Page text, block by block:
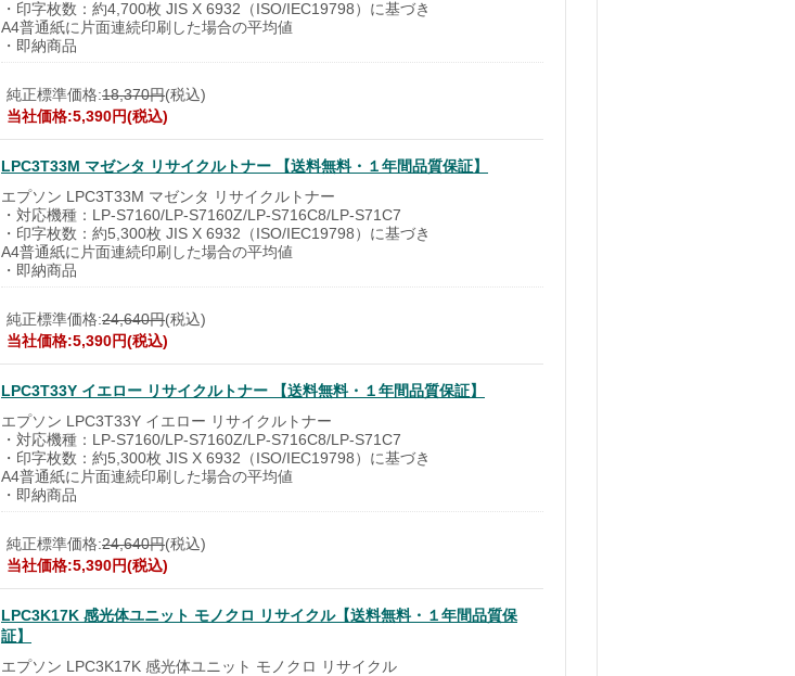
・印字枚数：約4,700枚 JIS X 6932（ISO/IEC19798）に基づき
A4普通紙に片面連続印刷した場合の平均値
・即納商品
純正標準価格:18,370円(税込)
当社価格:5,390円(税込)
LPC3T33M マゼンタ リサイクルトナー 【送料無料・１年間品質保証】
エプソン LPC3T33M マゼンタ リサイクルトナー
・対応機種：LP-S7160/LP-S7160Z/LP-S716C8/LP-S71C7
・印字枚数：約5,300枚 JIS X 6932（ISO/IEC19798）に基づき
A4普通紙に片面連続印刷した場合の平均値
・即納商品
純正標準価格:24,640円(税込)
当社価格:5,390円(税込)
LPC3T33Y イエロー リサイクルトナー 【送料無料・１年間品質保証】
エプソン LPC3T33Y イエロー リサイクルトナー
・対応機種：LP-S7160/LP-S7160Z/LP-S716C8/LP-S71C7
・印字枚数：約5,300枚 JIS X 6932（ISO/IEC19798）に基づき
A4普通紙に片面連続印刷した場合の平均値
・即納商品
純正標準価格:24,640円(税込)
当社価格:5,390円(税込)
LPC3K17K 感光体ユニット モノクロ リサイクル【送料無料・１年間品質保
証】
エプソン LPC3K17K 感光体ユニット モノクロ リサイクル